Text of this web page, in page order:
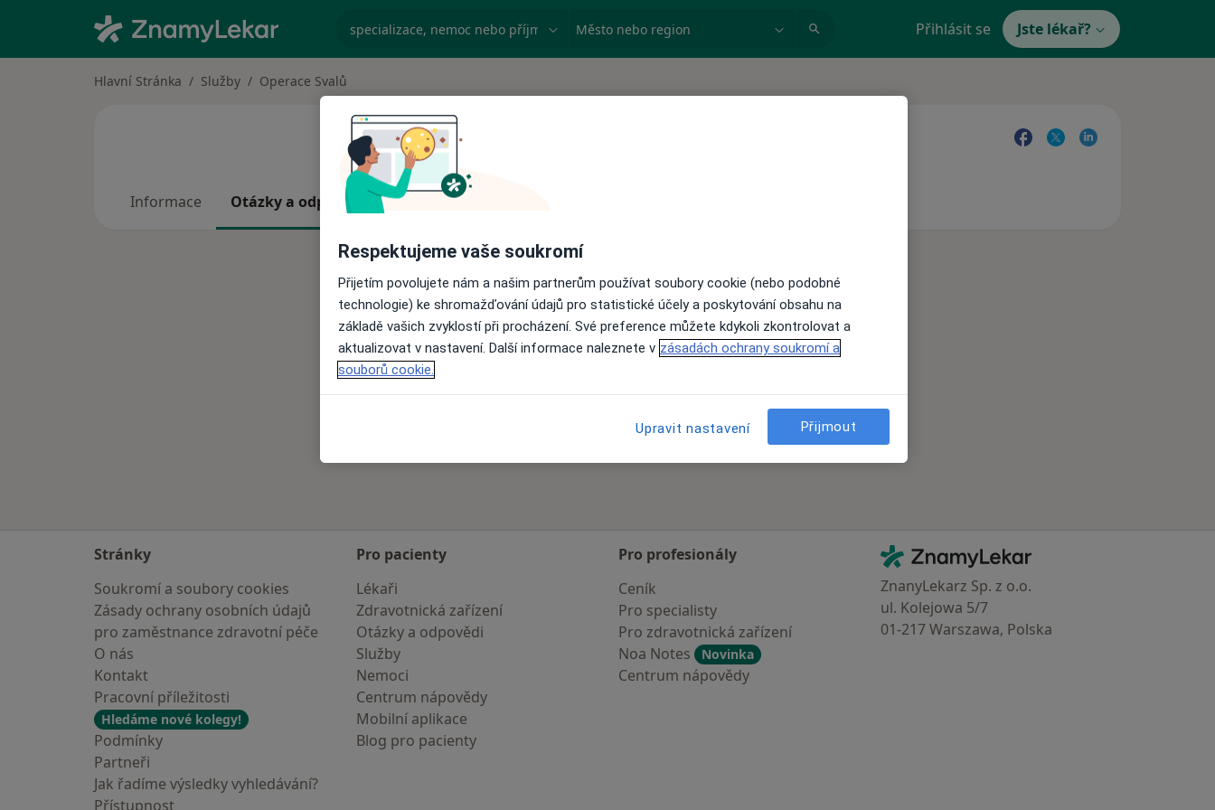
specializace, nemoc nebo příjmení Město nebo region Přihlásit se Jste lékař?
Hlavní Stránka Služby Operace Svalů
Informace Otázky a odpovědi
Stránky
Soukromí a soubory cookies
Zásady ochrany osobních údajů
pro zaměstnance zdravotní péče
O nás
Kontakt
Pracovní příležitosti
Hledáme nové kolegy!
Podmínky
Partneři
Jak řadíme výsledky vyhledávání?
Přístupnost
Pro pacienty
Lékaři
Zdravotnická zařízení
Otázky a odpovědi
Služby
Nemoci
Centrum nápovědy
Mobilní aplikace
Blog pro pacienty
Pro profesionály
Ceník
Pro specialisty
Pro zdravotnická zařízení
Noa Notes
Novinka
Centrum nápovědy
Kontakt
ZnamyLekar - Hlavní stránka
ZnanyLekarz Sp. z o.o.
ul. Kolejowa 5/7
01-217 Warszawa, Polska
Respektujeme vaše soukromí
Přijetím povolujete nám a našim partnerům používat soubory cookie (nebo podobné
technologie) ke shromažďování údajů pro statistické účely a poskytování obsahu na
základě vašich zvyklostí při procházení. Své preference můžete kdykoli zkontrolovat a
aktualizovat v nastavení. Další informace naleznete v zásadách ochrany soukromí a
souborů cookie.
Upravit nastavení Přijmout